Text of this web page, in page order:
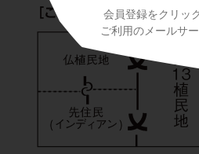
会員登録をクリッ
ご利用のメールサ